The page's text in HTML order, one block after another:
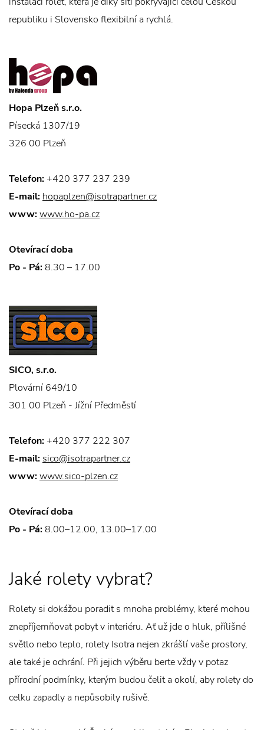
republiku i Slovensko flexibilní a rychlá.
Hopa Plzeň s.r.o.
Písecká 1307/19
326 00 Plzeň
Telefon: +420 377 237 239
E-mail: hopaplzen@isotrapartner.cz
www:www.ho-pa.cz
Otevírací doba
Po - Pá:8.30 – 17.00
SICO, s.r.o.
Plovární 649/10
301 00 Plzeň - Jížní Předměstí
Telefon: +420 377 222 307
E-mail: sico@isotrapartner.cz
www:www.sico-plzen.cz
Otevírací doba
Po - Pá:8.00–12.00, 13.00–17.00
Jaké rolety vybrat?
Rolety si dokážou poradit s mnoha problémy, které mohou
znepříjemňovat pobyt v interiéru. Ať už jde o hluk, přílišné
světlo nebo teplo, rolety Isotra nejen zkrášlí vaše prostory,
ale také je ochrání. Při jejich výběru berte vždy v potaz
přírodní podmínky, kterým budou čelit a okolí, aby rolety do
celku zapadly a nepůsobily rušivě.